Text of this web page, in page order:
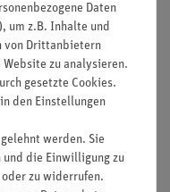
Service
Übersicht Service
Beratung & Showroom
Daten
um z.B. Inhalte und
von Drittanbietern
zu analysieren.
gesetzte Cookies.
den Einstellungen
werden. Sie
und die Einwilligung zu
zu widerrufen.